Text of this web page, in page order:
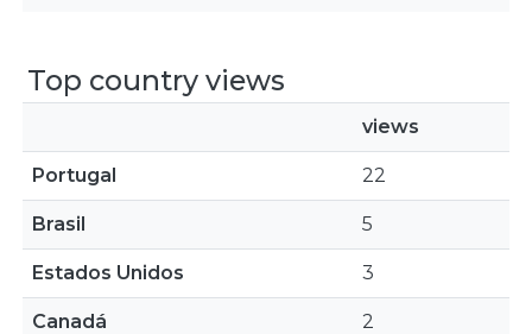
Top country views
views
Portugal 22
Brasil 5
Estados Unidos 3
Canadá 2